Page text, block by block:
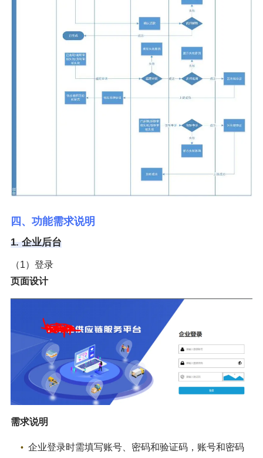
四、功能需求说明
1. 企业后台
（1）登录
页面设计
需求说明
企业登录时需填写账号、密码和验证码，账号和密码